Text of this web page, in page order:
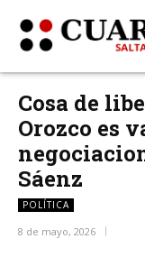
Cosa de
Orozco es
Sáenz
POLÍTICA
8 de mayo, 2026